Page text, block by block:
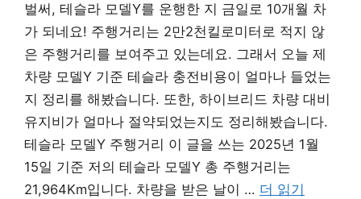
벌써, 테슬라 모델Y를 운행한 지 금일로 10개월 차
가 되네요! 주행거리는 2만2천킬로미터로 적지 않
은 주행거리를 보여주고 있는데요. 그래서 오늘 제
차량 모델Y 기준 테슬라 충전비용이 얼마나 들었는
지 정리를 해봤습니다. 또한, 하이브리드 차량 대비
유지비가 얼마나 절약되었는지도 정리해봤습니다.
테슬라 모델Y 주행거리 이 글을 쓰는 2025년 1월
15일 기준 저의 테슬라 모델Y 총 주행거리는
21,964Km입니다. 차량을 받은 날이 … 더 읽기